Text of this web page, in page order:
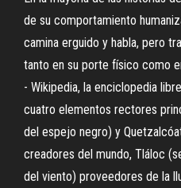
de su comportamiento
camina erguido y habla, pero
tanto en su porte físico como
- Wikipedia, la enciclopedia libre
cuatro elementos rectores
del espejo negro) y
creadores del mundo, Tláloc
del viento) proveedores de la